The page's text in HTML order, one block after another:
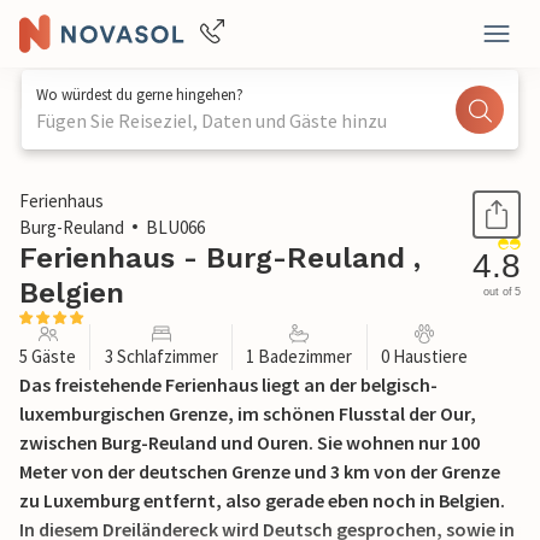
Wo würdest du gerne hingehen?
Fügen Sie Reiseziel, Daten und Gäste hinzu
1 / 24
Ferienhaus
Burg-Reuland
BLU066
Ferienhaus - Burg-Reuland ,
Belgien
4.8
out of 5
5 Gäste 3 Schlafzimmer 1 Badezimmer 0 Haustiere
Das freistehende Ferienhaus liegt an der belgisch-
luxemburgischen Grenze, im schönen Flusstal der Our,
zwischen Burg-Reuland und Ouren. Sie wohnen nur 100
Meter von der deutschen Grenze und 3 km von der Grenze
zu Luxemburg entfernt, also gerade eben noch in Belgien.
In diesem Dreiländereck wird Deutsch gesprochen, sowie in